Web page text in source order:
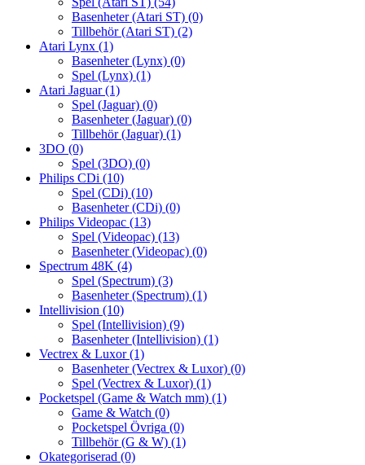
Basenheter (Atari ST) (0)
Tillbehör (Atari ST) (2)
Atari Lynx (1)
Basenheter (Lynx) (0)
Spel (Lynx) (1)
Atari Jaguar(1)
Spel (Jaguar) (0)
Basenheter (Jaguar) (0)
Tillbehör (Jaguar) (1)
3DO (0)
Spel (3DO) (0)
Philips CDi (10)
Spel (CDi) (10)
Basenheter (CDi) (0)
Philips Videopac (13)
Spel (Videopac) (13)
Basenheter (Videopac) (0)
Spectrum 48K (4)
Spel (Spectrum) (3)
Basenheter (Spectrum) (1)
Intellivision (10)
Spel (Intellivision) (9)
Basenheter (Intellivision) (1)
Vectrex & Luxor(1)
Basenheter (Vectrex & Luxor) (0)
Spel (Vectrex & Luxor) (1)
Pocketspel (Game & Watch mm) (1)
Game & Watch (0)
Pocketspel Övriga (0)
Tillbehör (G & W) (1)
Okategoriserad (0)